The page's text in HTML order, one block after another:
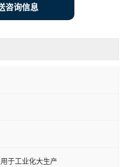
咨询信息
于工业化大生产